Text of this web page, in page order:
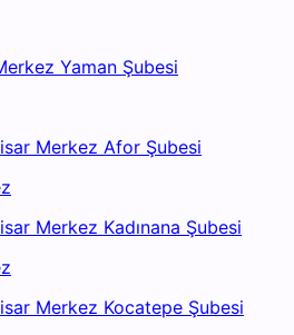
Yaman Şubesi
Merkez Afor Şubesi
Merkez Kadınana Şubesi
Merkez Kocatepe Şubesi